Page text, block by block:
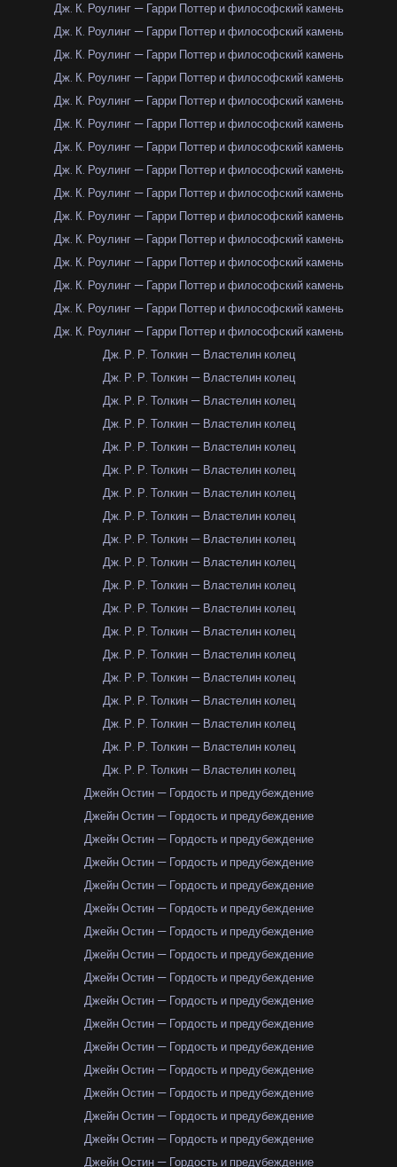
Дж. К. Роулинг — Гарри Поттер и философский камень
Дж. К. Роулинг — Гарри Поттер и философский камень
Дж. К. Роулинг — Гарри Поттер и философский камень
Дж. К. Роулинг — Гарри Поттер и философский камень
Дж. К. Роулинг — Гарри Поттер и философский камень
Дж. К. Роулинг — Гарри Поттер и философский камень
Дж. К. Роулинг — Гарри Поттер и философский камень
Дж. К. Роулинг — Гарри Поттер и философский камень
Дж. К. Роулинг — Гарри Поттер и философский камень
Дж. К. Роулинг — Гарри Поттер и философский камень
Дж. К. Роулинг — Гарри Поттер и философский камень
Дж. К. Роулинг — Гарри Поттер и философский камень
Дж. К. Роулинг — Гарри Поттер и философский камень
Дж. К. Роулинг — Гарри Поттер и философский камень
Дж. К. Роулинг — Гарри Поттер и философский камень
Дж. Р. Р. Толкин — Властелин колец
Дж. Р. Р. Толкин — Властелин колец
Дж. Р. Р. Толкин — Властелин колец
Дж. Р. Р. Толкин — Властелин колец
Дж. Р. Р. Толкин — Властелин колец
Дж. Р. Р. Толкин — Властелин колец
Дж. Р. Р. Толкин — Властелин колец
Дж. Р. Р. Толкин — Властелин колец
Дж. Р. Р. Толкин — Властелин колец
Дж. Р. Р. Толкин — Властелин колец
Дж. Р. Р. Толкин — Властелин колец
Дж. Р. Р. Толкин — Властелин колец
Дж. Р. Р. Толкин — Властелин колец
Дж. Р. Р. Толкин — Властелин колец
Дж. Р. Р. Толкин — Властелин колец
Дж. Р. Р. Толкин — Властелин колец
Дж. Р. Р. Толкин — Властелин колец
Дж. Р. Р. Толкин — Властелин колец
Дж. Р. Р. Толкин — Властелин колец
Джейн Остин — Гордость и предубеждение
Джейн Остин — Гордость и предубеждение
Джейн Остин — Гордость и предубеждение
Джейн Остин — Гордость и предубеждение
Джейн Остин — Гордость и предубеждение
Джейн Остин — Гордость и предубеждение
Джейн Остин — Гордость и предубеждение
Джейн Остин — Гордость и предубеждение
Джейн Остин — Гордость и предубеждение
Джейн Остин — Гордость и предубеждение
Джейн Остин — Гордость и предубеждение
Джейн Остин — Гордость и предубеждение
Джейн Остин — Гордость и предубеждение
Джейн Остин — Гордость и предубеждение
Джейн Остин — Гордость и предубеждение
Джейн Остин — Гордость и предубеждение
Джейн Остин — Гордость и предубеждение